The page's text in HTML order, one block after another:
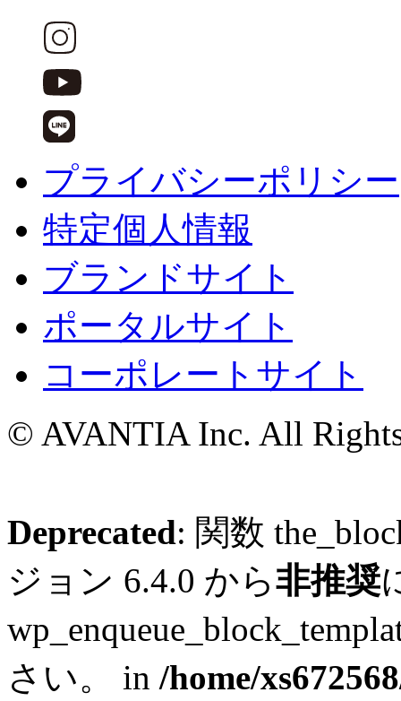
プライバシーポリシー
特定個人情報
ブランドサイト
ポータルサイト
コーポレートサイト
© AVANTIA Inc. All
Deprecated: 関数
ジョン 6.4.0 から非推奨
さい。 in /home/